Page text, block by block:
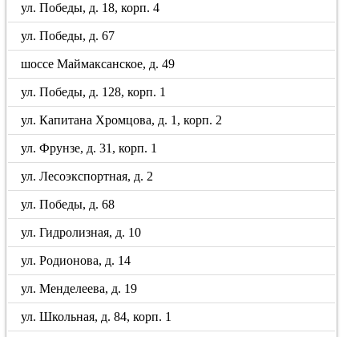
ул. Победы, д. 18, корп. 4
ул. Победы, д. 67
шоссе Маймаксанское, д. 49
ул. Победы, д. 128, корп. 1
ул. Капитана Хромцова, д. 1, корп. 2
ул. Фрунзе, д. 31, корп. 1
ул. Лесоэкспортная, д. 2
ул. Победы, д. 68
ул. Гидролизная, д. 10
ул. Родионова, д. 14
ул. Менделеева, д. 19
ул. Школьная, д. 84, корп. 1